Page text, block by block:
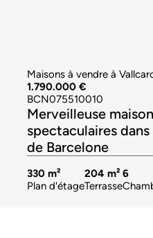
Maisons à vendre à
1.790.000 €
BCN075510010
Merveilleuse
spectaculaires
de Barcelone
330 m²
Plan d'étage
204 m²
Terrasse
6